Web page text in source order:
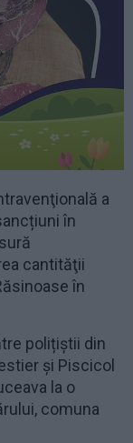
a
în
cantităţii
în
polițiștii din
și Piscicol
la o
comuna